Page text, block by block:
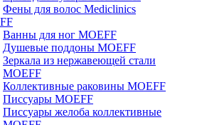
Фены для волос Mediclinics
Ванны для ног MOEFF
Душевые поддоны MOEFF
Зеркала из нержавеющей стали
MOEFF
Коллективные раковины MOEFF
Писсуары MOEFF
Писсуары желоба коллективные